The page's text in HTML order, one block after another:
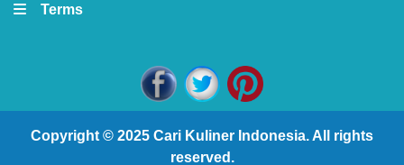
Terms
Copyright © 2025 Cari Kuliner Indonesia. All rights
reserved.